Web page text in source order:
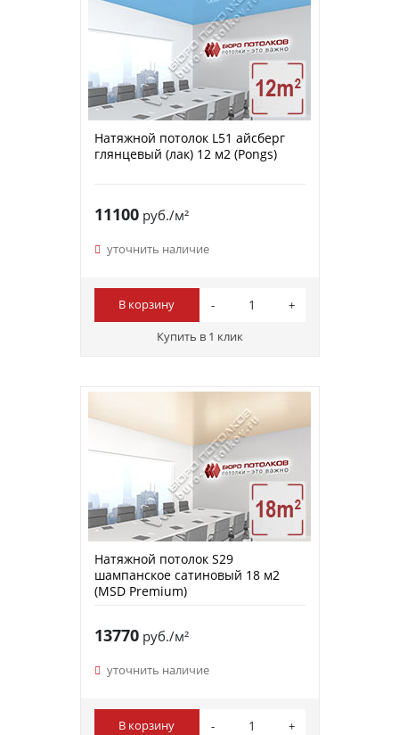
Натяжной потолок L51 айсберг
глянцевый (лак) 12 м2 (Pongs)
11100руб./м²
уточнить наличие
В корзину
Купить в 1 клик
Натяжной потолок S29
шампанское сатиновый 18 м2
(MSD Premium)
13770руб./м²
уточнить наличие
В корзину